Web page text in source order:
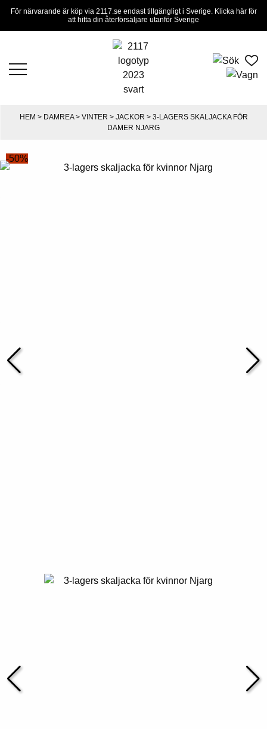
För närvarande är köp via 2117.se endast tillgängligt i Sverige. Klicka här för
att hitta din återförsäljare utanför Sverige
HEM > DAMREA> VINTER > JACKOR > 3-LAGERS SKALJACKA FÖR
DAMER NJARG
-50%